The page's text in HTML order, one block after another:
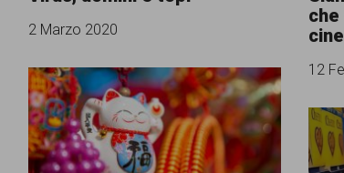
2 Marzo 2020
che
12